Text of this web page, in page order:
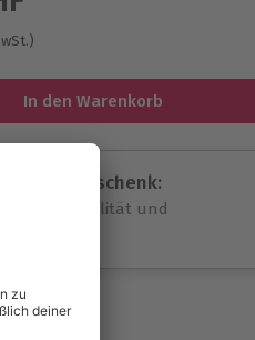
In den Warenkorb
Geschenk:
volle Flexibilität und